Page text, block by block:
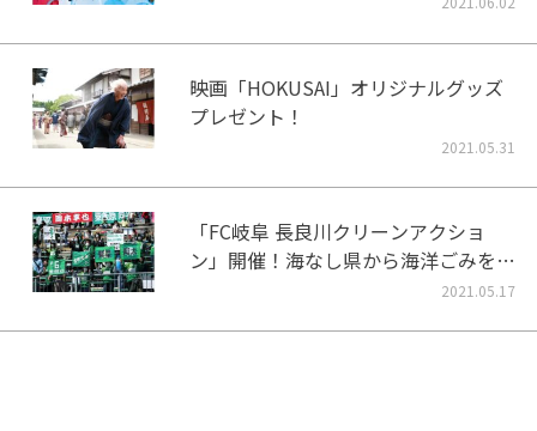
映画「HOKUSAI」オリジナルグッズ
プレゼント！
2021.05.31
「FC岐阜 長良川クリーンアクショ
ン」開催！海なし県から海洋ごみをな
2021.05.17